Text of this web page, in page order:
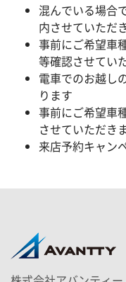
混んでいる場合
内させていただ
事前にご希望車
等確認させてい
電車でのお越し
ります
事前にご希望車
させていただき
来店予約キャン